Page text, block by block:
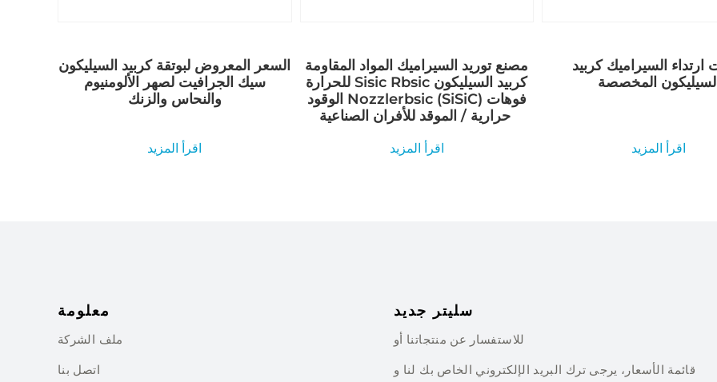
السعر المعروض لبوتقة كربيد السيليكون
سيك الجرافيت لصهر الألومنيوم
والنحاس والزنك
اقرأ المزيد
مصنع توريد السيراميك المواد المقاومة
للحرارة Sisic Rbsic كربيد السيليكون
الوقود Nozzlerbsic (SiSiC) فوهات
حرارية / الموقد للأفران الصناعية
اقرأ المزيد
ارتداء السيراميك كربيد
المخصصة
اقرأ المزيد
معلومة
ملف الشركة
اتصل بنا
سليتر جديد
للاستفسار عن منتجاتنا أو
قائمة الأسعار، يرجى ترك البريد الإلكتروني الخاص بك لنا و